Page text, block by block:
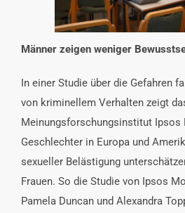
KONTAKT
Männer zeigen weniger
In einer Studie über die Gefahren
von kriminellem Verhalten zeigt
Meinungsforschungsinstitut Ipsos
Geschlechter in Europa und
sexueller Belästigung
Frauen. So die Studie von Ipsos
Pamela Duncan und Alexandra